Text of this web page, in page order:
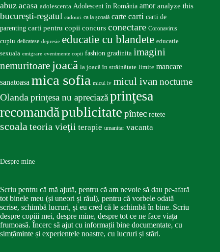
abuz acasa adolescenta Adolescent în România amor analyze this
bucureşti-regatul cadouri ca la școală carte carti carti de
parenting carti pentru copii concurs conectare Coronavirus
cuplu delicatese depresie educatie cu blandete educatie
sexuala emigrare evenimente copii fashion gradinita imagini
nemuritoare joacă la joacă în străinătate limite mancare
sanatoasa mica sofia micul iv micul ivan nocturne
Olandaprinţesa nu apreciazăprinţesa
recomandăpublicitate pîntec retete
scoalateoria vieţii terapie umanitar vacanta
Despre mine
Scriu pentru că mă ajută, pentru că am nevoie să dau pe-afară
tot binele meu (și uneori și răul), pentru că vorbele odată
scrise, schimbă lucruri, și eu cred că le schimbă în bine. Scriu
despre copiii mei, despre mine, despre tot ce ne face viața
frumoasă. Încerc să ajut cu informații bine documentate, cu
simțăminte și experiențele noastre, cu lucruri și stări.